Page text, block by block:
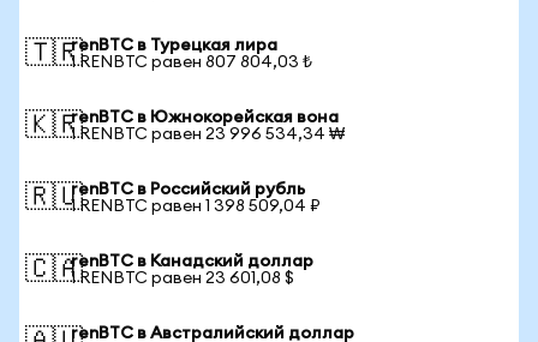
🇹🇷renBTC в Турецкая лира
1 RENBTC равен 807 804,03 ₺
🇰🇷renBTC в Южнокорейская вона
1 RENBTC равен 23 996 534,34 ₩
🇷🇺renBTC в Российский рубль
1 RENBTC равен 1 398 509,04 ₽
🇨🇦renBTC в Канадский доллар
1 RENBTC равен 23 601,08 $
renBTC в Австралийский доллар